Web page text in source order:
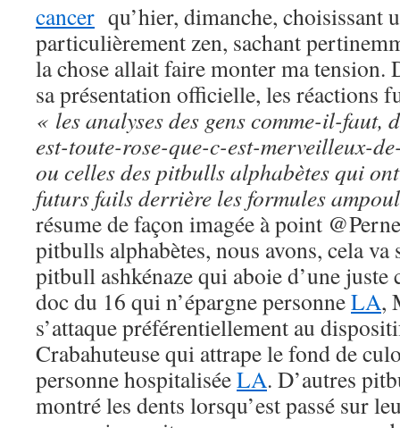
cancer qu’hier, dimanche, choisissant
particulièrement zen, sachant
la chose allait faire monter ma tension.
sa présentation officielle, les réactions
« les analyses des gens comme-il-faut,
est-toute-rose-que-c-est-merveilleux-
ou celles des pitbulls alphabètes qui
futurs fails derrière les formules
résume de façon imagée à point
pitbulls alphabètes, nous avons, cela
pitbull ashkénaze qui aboie d’une juste
doc du 16 qui n’épargne personneLA,
s’attaque préférentiellement au
Crabahuteuse qui attrape le fond de
personne hospitaliséeLA. D’autres
montré les dents lorsqu’est passé sur